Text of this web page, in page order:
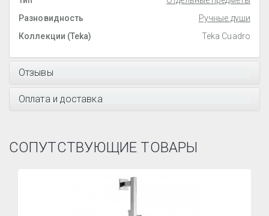
Разновидность
Ручные души
Коллекции (Teka)
Teka Cuadro
Отзывы
Оплата и доставка
СОПУТСТВУЮЩИЕ ТОВАРЫ